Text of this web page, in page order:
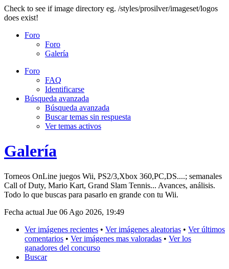
Check to see if image directory eg. /styles/prosilver/imageset/logos
does exist!
Foro
Foro
Galería
Foro
FAQ
Identificarse
Búsqueda avanzada
Búsqueda avanzada
Buscar temas sin respuesta
Ver temas activos
Galería
Torneos OnLine juegos Wii, PS2/3,Xbox 360,PC,DS....; semanales
Call of Duty, Mario Kart, Grand Slam Tennis... Avances, análisis.
Todo lo que buscas para pasarlo en grande con tu Wii.
Fecha actual Jue 06 Ago 2026, 19:49
Ver imágenes recientes • Ver imágenes aleatorias • Ver últimos
comentarios • Ver imágenes mas valoradas • Ver los
ganadores del concurso
Buscar